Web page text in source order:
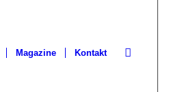
Magazine Kontakt